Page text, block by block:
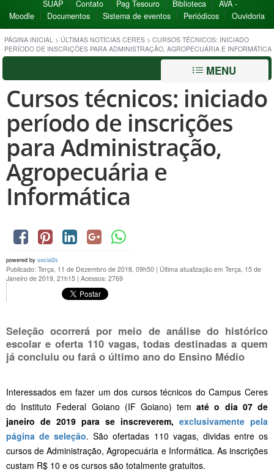
SUAP Contato Pag Tesouro Biblioteca
AVA -
Moodle
Documentos Sistema de eventos Periódicos Ouvidoria
PÁGINA INICIAL > ÚLTIMAS NOTÍCIAS CERES > CURSOS TÉCNICOS: INICIADO
PERÍODO DE INSCRIÇÕES PARA ADMINISTRAÇÃO, AGROPECUÁRIA E INFORMÁTICA
MENU
Cursos técnicos: iniciado
período de inscrições
para Administração,
Agropecuária e
Informática
powered by social2s
Publicado: Terça, 11 de Dezembro de 2018, 09h50 | Última atualização em Terça, 15 de
Janeiro de 2019, 21h15 | Acessos: 2769
Seleção ocorrerá por meio de análise do histórico
escolar e oferta 110 vagas, todas destinadas a quem
já concluiu ou fará o último ano do Ensino Médio
Interessados em fazer um dos cursos técnicos do Campus Ceres
do Instituto Federal Goiano (IF Goiano) tem até o dia 07 de
janeiro de 2019 para se inscreverem, exclusivamente pela
página de seleção. São ofertadas 110 vagas, dividas entre os
cursos de Administração, Agropecuária e Informática. As inscrições
custam R$ 10 e os cursos são totalmente gratuitos.